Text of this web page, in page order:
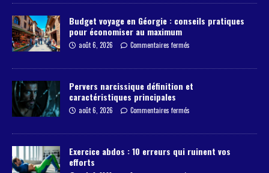
Budget voyage en Géorgie : conseils pratiques
pour économiser au maximum
août 6, 2026 Commentaires fermés
Pervers narcissique définition et
caractéristiques principales
août 6, 2026 Commentaires fermés
Exercice abdos : 10 erreurs qui ruinent vos
efforts